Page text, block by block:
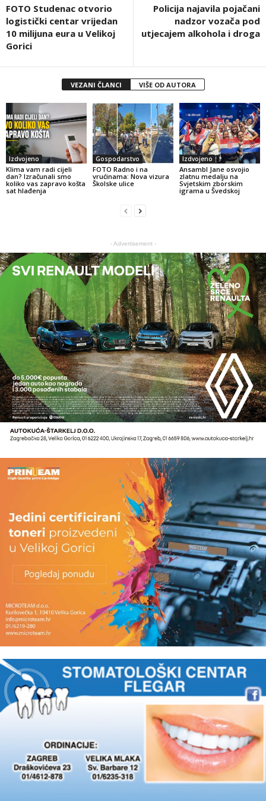
FOTO Studenac otvorio
logistički centar vrijedan
10 milijuna eura u Velikoj
Gorici
Policija najavila pojačani
nadzor vozača pod
utjecajem alkohola i droga
VEZANI ČLANCI VIŠE OD AUTORA
Izdvojeno
Klima vam radi cijeli
dan? Izračunali smo
koliko vas zapravo košta
sat hlađenja
Gospodarstvo
FOTO Radno i na
vrućinama: Nova vizura
Školske ulice
Izdvojeno
Ansambl Jane osvojio
zlatnu medalju na
Svjetskim zborskim
igrama u Švedskoj
- Advertisement -